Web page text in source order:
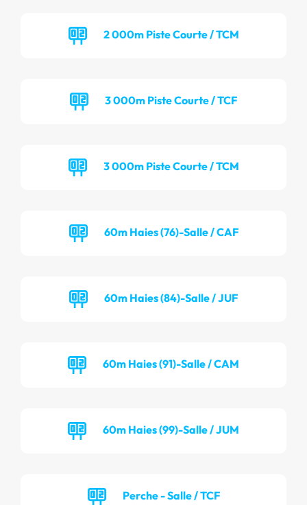
2 000m Piste Courte / TCM
3 000m Piste Courte / TCF
3 000m Piste Courte / TCM
60m Haies (76)-Salle / CAF
60m Haies (84)-Salle / JUF
60m Haies (91)-Salle / CAM
60m Haies (99)-Salle / JUM
Perche - Salle / TCF